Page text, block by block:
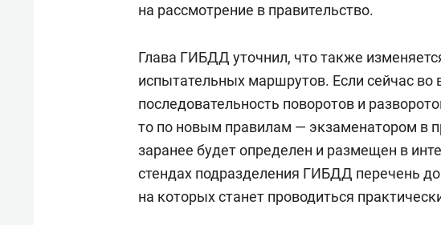
на рассмотрение в правительство.
Глава ГИБДД уточнил, что также
испытательных маршрутов. Если сейчас во
последовательность поворотов и
то по новым правилам — экзаменатором в
заранее будет определен и размещен в
стендах подразделения ГИБДД перечень
на которых станет проводиться